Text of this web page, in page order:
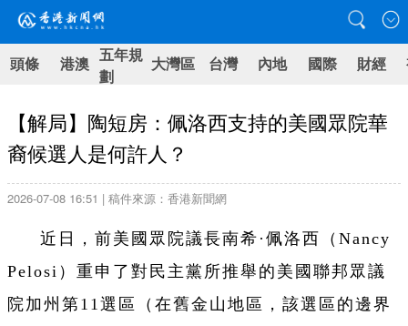
頭條 港澳 五年規
劃
大灣區 台灣 內地 國際 財經
【解局】陶短房：佩洛西支持的美國眾院華
裔候選人是何許人？
2026-07-08 16:51 | 稿件來源：香港新聞網
近日，前美國眾院議長南希·佩洛西（Nancy
Pelosi）重申了對民主黨所推舉的美國聯邦眾議
院加州第11選區（在舊金山地區，該選區的邊界